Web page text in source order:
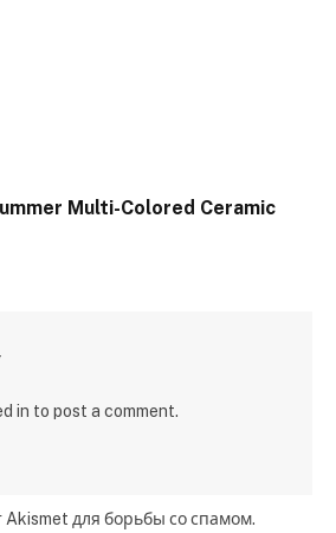
Multi-Colored Ceramic
in to post a comment.
Akismet для борьбы со спамом.